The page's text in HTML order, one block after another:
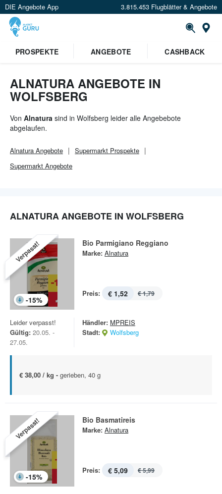
DIE Angebote App 3.815.453 Flugblätter & Angebote
Standort festlegen
PROSPEKTE ANGEBOTE CASHBACK
ALNATURA ANGEBOTE IN
WOLFSBERG
Von Alnatura sind in Wolfsberg leider alle Angebebote
abgelaufen.
Alnatura Angebote Supermarkt Prospekte
Supermarkt Angebote
ALNATURA ANGEBOTE IN WOLFSBERG
Verpasst!
-15%
Bio Parmigiano Reggiano
Marke: Alnatura
Preis: € 1,52 € 1,79
Leider verpasst!
Gültig: 20.05. -
27.05.
Händler: MPREIS
Stadt:
Wolfsberg
€ 38,00 / kg - gerieben, 40 g
Verpasst!
-15%
Bio Basmatireis
Marke: Alnatura
Preis: € 5,09 € 5,99